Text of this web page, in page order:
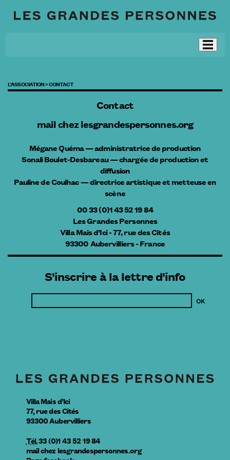
L’ASSOCIATION >CONTACT
Contact
mailchezlesgrandespersonnes.org
Mégane Quéma — administratrice de production
Sonali Boulet-Desbareau — chargée de production et
diffusion
Pauline de Coulhac — directrice artistique et metteuse en
scène
00 33 (0)1 43 52 19 84
Les Grandes Personnes
Villa Mais d’Ici - 77, rue des Cités
93300 Aubervilliers - France
S'inscrire à la lettre d'info
Villa Mais d’Ici
77, rue des Cités
93300Aubervilliers
Tél.33 (0)1 43 52 19 84
mailchez lesgrandespersonnes.org